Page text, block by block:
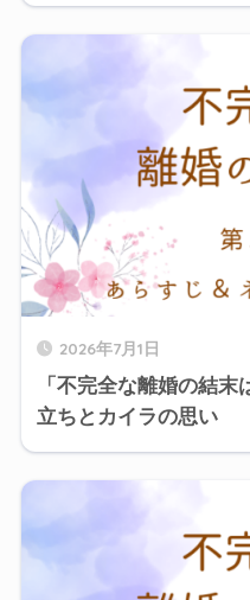
2026年7月1日
「不完全な離婚の結
立ちとカイラの思い